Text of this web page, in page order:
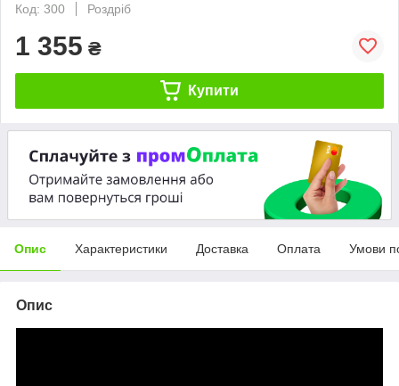
Код: 300
Роздріб
1 355 ₴
Купити
Опис Характеристики Доставка Оплата Умови
Опис